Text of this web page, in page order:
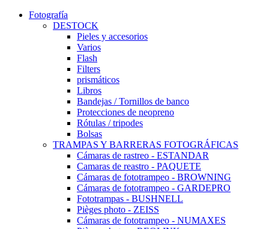
Fotografía
DESTOCK
Pieles y accesorios
Varios
Flash
Filters
prismáticos
Libros
Bandejas / Tornillos de banco
Protecciones de neopreno
Rótulas / tripodes
Bolsas
TRAMPAS Y BARRERAS FOTOGRÁFICAS
Cámaras de rastreo - ESTANDAR
Camaras de reastro - PAQUETE
Cámaras de fototrampeo - BROWNING
Cámaras de fototrampeo - GARDEPRO
Fototrampas - BUSHNELL
Pièges photo - ZEISS
Cámaras de fototrampeo - NUMAXES